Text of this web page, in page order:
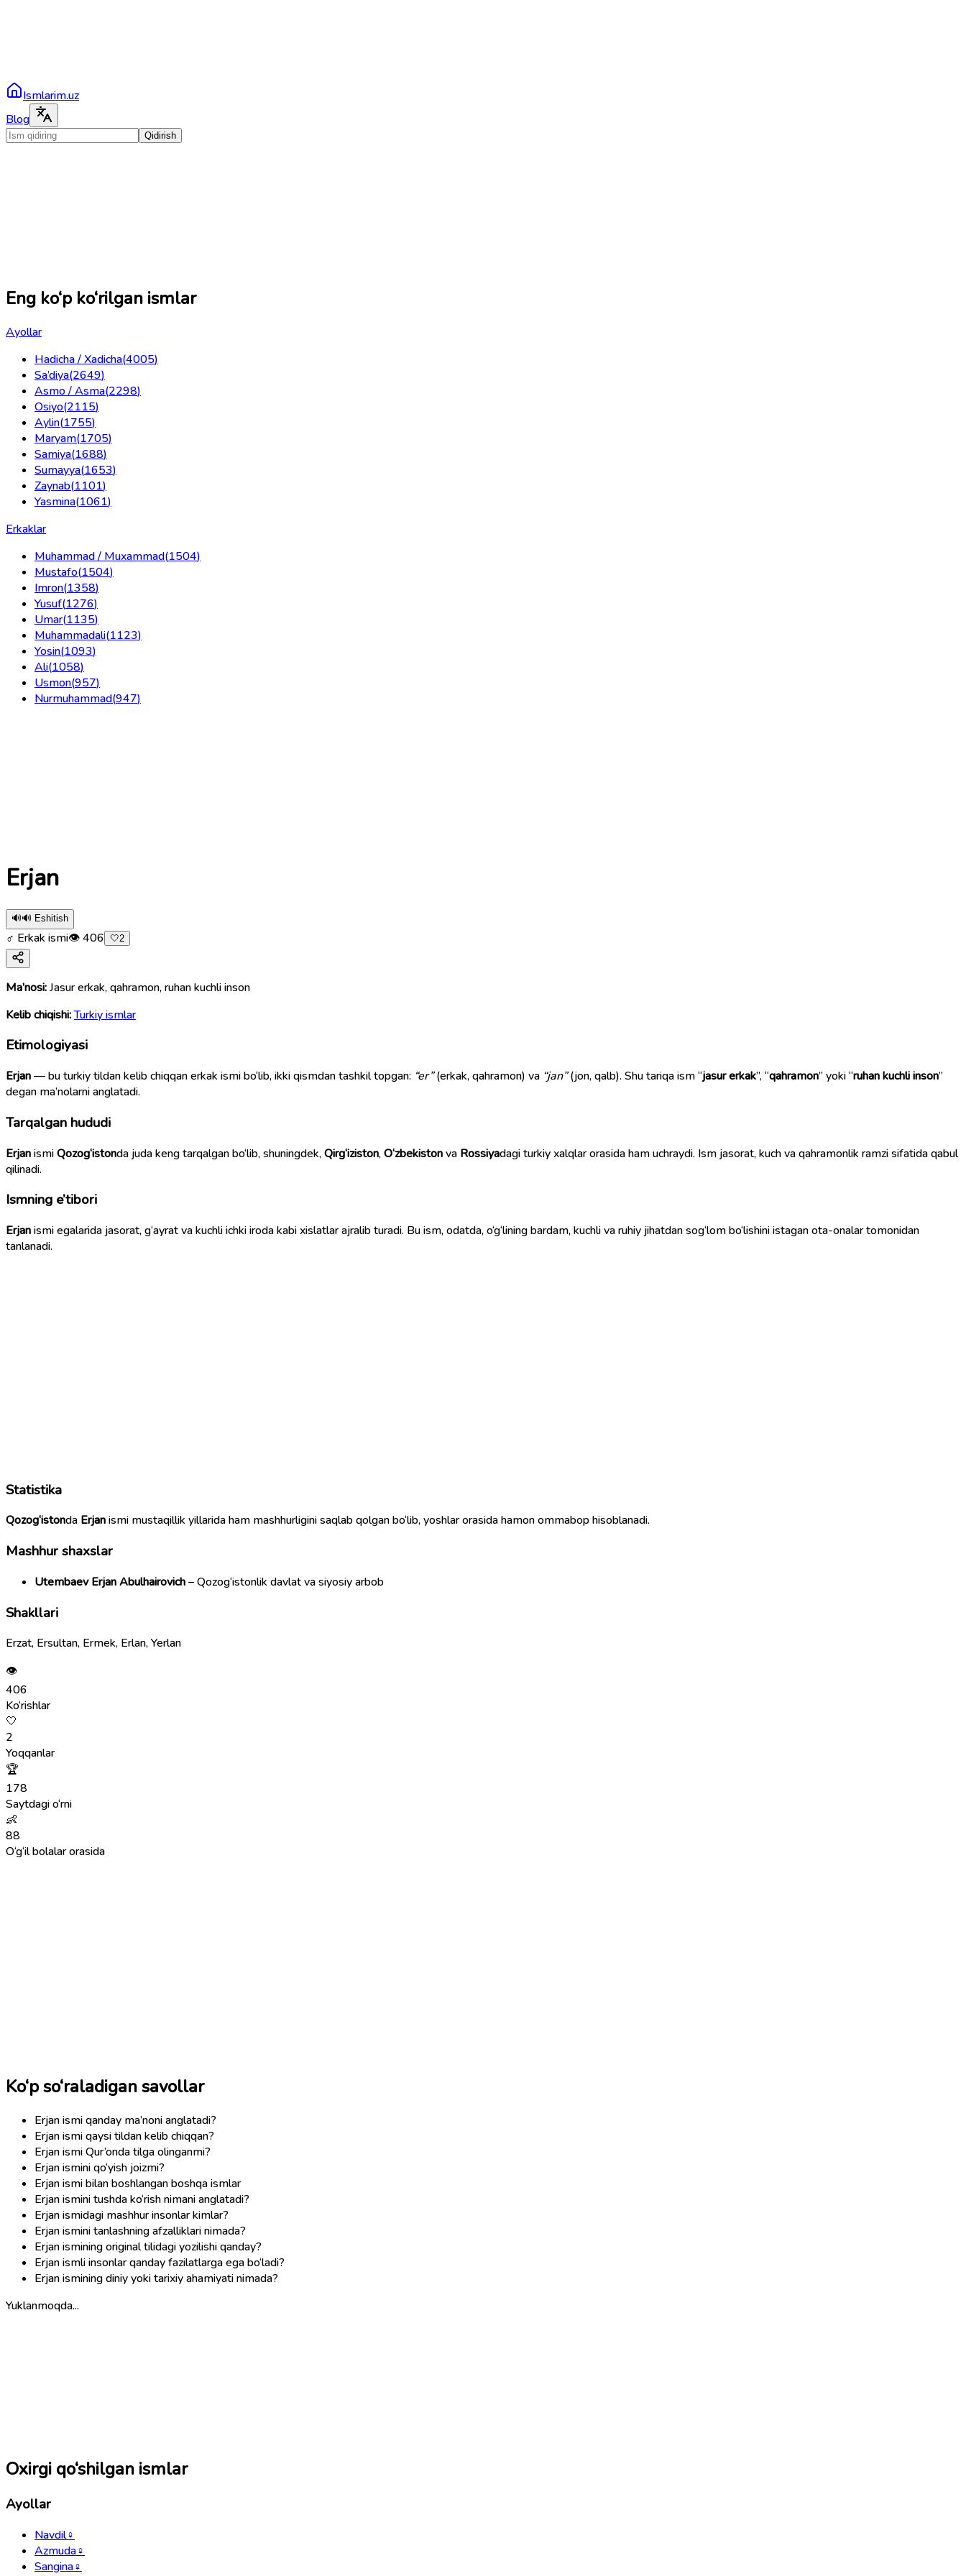
Ismlarim.uz
Blog
Qidirish
Eng ko‘p ko‘rilgan ismlar
Ayollar
Hadicha / Xadicha(4005)
Sa’diya(2649)
Asmo / Asma(2298)
Osiyo(2115)
Aylin(1755)
Maryam(1705)
Samiya(1688)
Sumayya(1653)
Zaynab(1101)
Yasmina(1061)
Erkaklar
Muhammad / Muxammad(1504)
Mustafo(1504)
Imron(1358)
Yusuf(1276)
Umar(1135)
Muhammadali(1123)
Yosin(1093)
Ali(1058)
Usmon(957)
Nurmuhammad(947)
Erjan
🔊🔊 Eshitish
♂ Erkak ismi👁406 🤍2
Ma’nosi:Jasur erkak, qahramon, ruhan kuchli inson
Kelib chiqishi:Turkiy ismlar
Etimologiyasi
Erjan— bu turkiy tildan kelib chiqqan erkak ismi bo‘lib, ikki qismdan tashkil topgan: “er”(erkak, qahramon) va “jan”(jon, qalb). Shu tariqa ism “jasur erkak”, “qahramon” yoki “ruhan kuchli inson”
degan ma’nolarni anglatadi.
Tarqalgan hududi
ErjanismiQozog‘istonda juda keng tarqalgan bo‘lib, shuningdek,Qirg‘iziston,O‘zbekistonva Rossiyadagi turkiy xalqlar orasida ham uchraydi. Ism jasorat, kuch va qahramonlik ramzi sifatida qabul
qilinadi.
Ismning e’tibori
Erjanismi egalarida jasorat, g‘ayrat va kuchli ichki iroda kabi xislatlar ajralib turadi. Bu ism, odatda, o‘g‘lining bardam, kuchli va ruhiy jihatdan sog‘lom bo‘lishini istagan ota-onalar tomonidan
tanlanadi.
Statistika
Qozog‘istonda Erjanismi mustaqillik yillarida ham mashhurligini saqlab qolgan bo‘lib, yoshlar orasida hamon ommabop hisoblanadi.
Mashhur shaxslar
Utembaev Erjan Abulhairovich– Qozog‘istonlik davlat va siyosiy arbob
Shakllari
Erzat, Ersultan, Ermek, Erlan, Yerlan
👁
406
Ko‘rishlar
🤍
2
Yoqqanlar
🏆
178
Saytdagi o‘rni
👶
88
O‘g‘il bolalar orasida
Ko‘p so‘raladigan savollar
Erjan ismi qanday ma’noni anglatadi?
Erjan ismi qaysi tildan kelib chiqqan?
Erjan ismi Qur’onda tilga olinganmi?
Erjan ismini qo‘yish joizmi?
Erjan ismi bilan boshlangan boshqa ismlar
Erjan ismini tushda ko‘rish nimani anglatadi?
Erjan ismidagi mashhur insonlar kimlar?
Erjan ismini tanlashning afzalliklari nimada?
Erjan ismining original tilidagi yozilishi qanday?
Erjan ismli insonlar qanday fazilatlarga ega bo‘ladi?
Erjan ismining diniy yoki tarixiy ahamiyati nimada?
Yuklanmoqda...
Oxirgi qo‘shilgan ismlar
Ayollar
Navdil♀
Azmuda♀
Sangina♀